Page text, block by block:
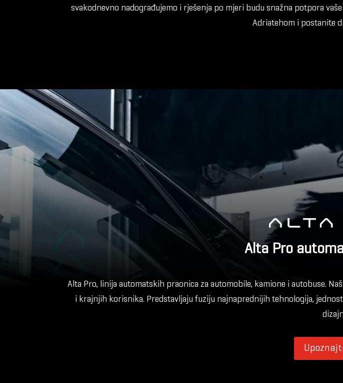
svakodnevno nadograđujemo i rješenja po mjeri budu snažna potpora
Adriatehom i postanite
Alta Pro
Alta Pro, linija automatskih praonica za automobile, kamione i autobuse.
i krajnjih korisnika. Predstavljaju fuziju najnaprednijih tehnologija,